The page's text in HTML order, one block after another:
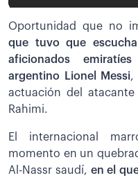
Oportunidad que no
que tuvo que
aficionados
argentino Lionel Messi,
actuación del
Rahimi.
El internacional
momento en un
Al-Nassr saudí, en el